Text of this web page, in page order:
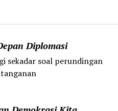
Diplomasi
sekadar soal perundingan